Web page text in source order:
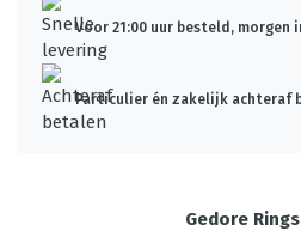
Voor 21:00 uur besteld, morgen
Particulier én zakelijk achteraf
Gedore